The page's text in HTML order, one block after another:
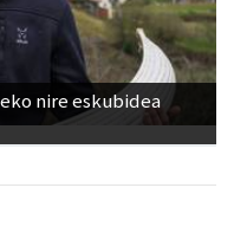
nire eskubidea